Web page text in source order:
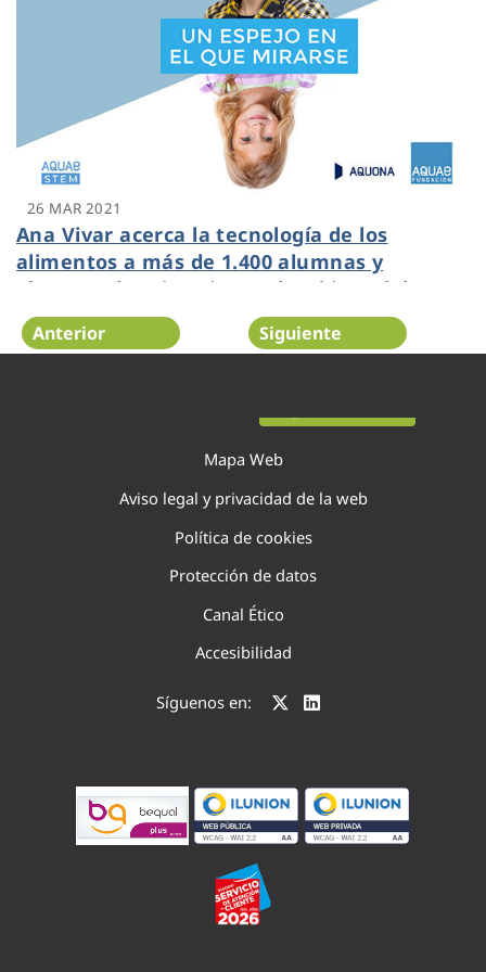
26 MAR 2021
Ana Vivar acerca la tecnología de los
alimentos a más de 1.400 alumnas y
alumnos de Primaria en el webinar del
programa Aquae STEM
Anterior Siguiente
Mapa Web
Aviso legal y privacidad de la web
Política de cookies
Protección de datos
Canal Ético
Accesibilidad
Síguenos en: